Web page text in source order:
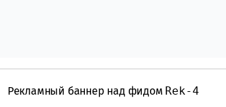
Рекламный баннер над фидом Rek-4